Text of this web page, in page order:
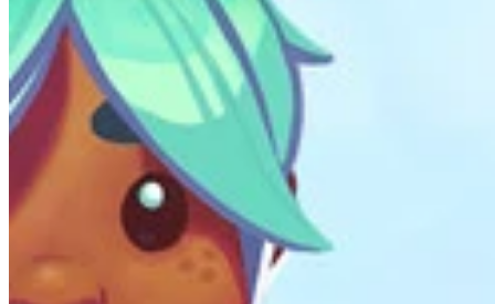
แผนที่ Slime Rancher 2